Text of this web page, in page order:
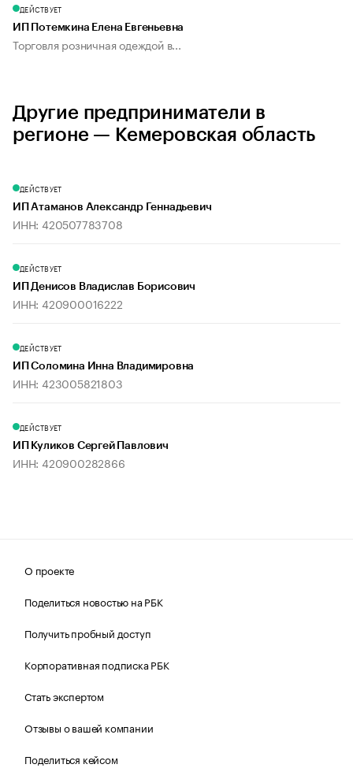
ДЕЙСТВУЕТ
ИП Потемкина Елена Евгеньевна
Торговля розничная одеждой в...
Другие предприниматели в
регионе — Кемеровская область
ДЕЙСТВУЕТ
ИП Атаманов Александр Геннадьевич
ИНН: 420507783708
ДЕЙСТВУЕТ
ИП Денисов Владислав Борисович
ИНН: 420900016222
ДЕЙСТВУЕТ
ИП Соломина Инна Владимировна
ИНН: 423005821803
ДЕЙСТВУЕТ
ИП Куликов Сергей Павлович
ИНН: 420900282866
О проекте
Поделиться новостью на РБК
Получить пробный доступ
Корпоративная подписка РБК
Стать экспертом
Отзывы о вашей компании
Поделиться кейсом